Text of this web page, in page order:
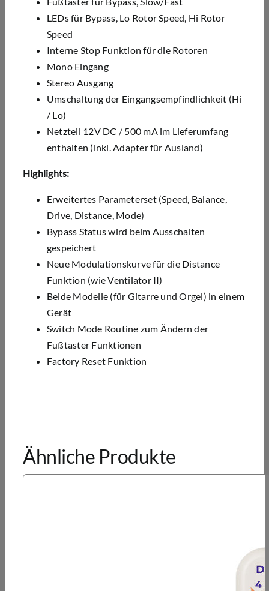
LEDs für Bypass, Lo Rotor Speed, Hi Rotor
Speed
Interne Stop Funktion für die Rotoren
Mono Eingang
Stereo Ausgang
Umschaltung der Eingangsempfindlichkeit (Hi
/ Lo)
Netzteil 12V DC / 500 mA im Lieferumfang
enthalten (inkl. Adapter für Ausland)
Highlights:
Erweitertes Parameterset (Speed, Balance,
Drive, Distance, Mode)
Bypass Status wird beim Ausschalten
gespeichert
Neue Modulationskurve für die Distance
Funktion (wie Ventilator II)
Beide Modelle (für Gitarre und Orgel) in einem
Gerät
Switch Mode Routine zum Ändern der
Fußtaster Funktionen
Factory Reset Funktion
Ähnliche Produkte